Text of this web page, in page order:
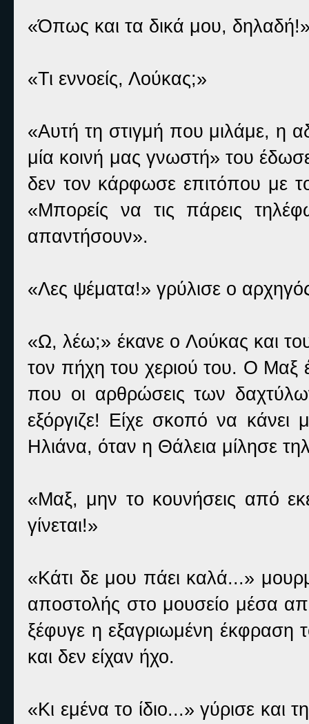
«Όπως και τα δικά μου,
«Τι εννοείς, Λούκας;»
«Αυτή τη στιγμή που μιλάμε, η
μία κοινή μας γνωστή» του
δεν τον κάρφωσε επιτόπου με
«Μπορείς να τις πάρεις
απαντήσουν».
«Λες ψέματα!» γρύλισε ο
«Ω, λέω;» έκανε ο Λούκας και
τον πήχη του χεριού του. Ο Μαξ
που οι αρθρώσεις των
εξόργιζε! Είχε σκοπό να κάνει
Ηλιάνα, όταν η Θάλεια μίλησε
«Μαξ, μην το κουνήσεις από
γίνεται!»
«Κάτι δε μου πάει καλά...»
αποστολής στο μουσείο μέσα
ξέφυγε η εξαγριωμένη
και δεν είχαν ήχο.
«Κι εμένα το ίδιο...» γύρισε